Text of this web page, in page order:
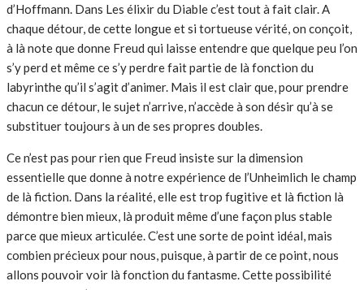
d’Hoffmann. Dans Les élixir du Diable c’est tout à fait clair. A
chaque détour, de cette longue et si tortueuse vérité, on conçoit,
à là note que donne Freud qui laisse entendre que quelque peu l’on
s’y perd et même ce s’y perdre fait partie de là fonction du
labyrinthe qu’il s’agit d’animer. Mais il est clair que, pour prendre
chacun ce détour, le sujet n’arrive, n’accède à son désir qu’à se
substituer toujours à un de ses propres doubles.
Ce n’est pas pour rien que Freud insiste sur la dimension
essentielle que donne à notre expérience de l’Unheimlich le champ
de là fiction. Dans la réalité, elle est trop fugitive et là fiction là
démontre bien mieux, là produit même d’une façon plus stable
parce que mieux articulée. C’est une sorte de point idéal, mais
combien précieux pour nous, puisque, à partir de ce point, nous
allons pouvoir voir là fonction du fantasme. Cette possibilité